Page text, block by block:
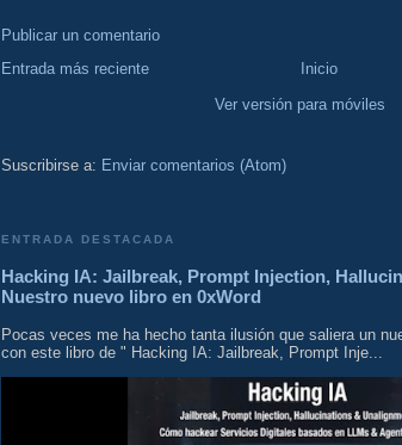
Publicar un comentario
Entrada más reciente
Inicio
Ver versión para móviles
Suscribirse a: Enviar comentarios (Atom)
ENTRADA DESTACADA
Hacking IA: Jailbreak, Prompt Injection,
Nuestro nuevo libro en 0xWord
Pocas veces me ha hecho tanta ilusión que saliera un
con este libro de " Hacking IA: Jailbreak, Prompt Inje...